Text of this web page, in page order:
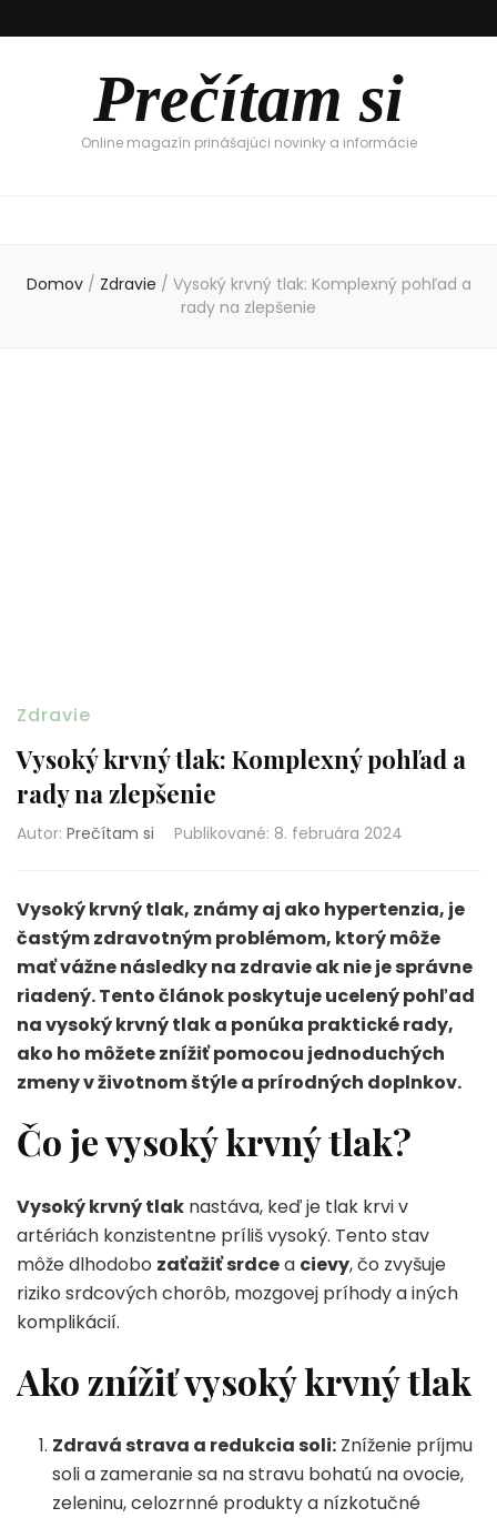
Prečítam si
Online magazín prinášajúci novinky a informácie
Domov / Zdravie / Vysoký krvný tlak: Komplexný pohľad a
rady na zlepšenie
Zdravie
Vysoký krvný tlak: Komplexný pohľad a
rady na zlepšenie
Autor: Prečítam si Publikované: 8. februára 2024
Vysoký krvný tlak, známy aj ako hypertenzia, je
častým zdravotným problémom, ktorý môže
mať vážne následky na zdravie ak nie je správne
riadený. Tento článok poskytuje ucelený pohľad
na vysoký krvný tlak a ponúka praktické rady,
ako ho môžete znížiť pomocou jednoduchých
zmeny v životnom štýle a prírodných doplnkov.
Čo je vysoký krvný tlak?
Vysoký krvný tlak nastáva, keď je tlak krvi v
artériách konzistentne príliš vysoký. Tento stav
môže dlhodobo zaťažiť srdcea cievy, čo zvyšuje
riziko srdcových chorôb, mozgovej príhody a iných
komplikácií.
Ako znížiť vysoký krvný tlak
Zdravá strava a redukcia soli: Zníženie príjmu
soli a zameranie sa na stravu bohatú na ovocie,
zeleninu, celozrnné produkty a nízkotučné